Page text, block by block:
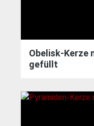
Obelisk-Kerze
gefüllt